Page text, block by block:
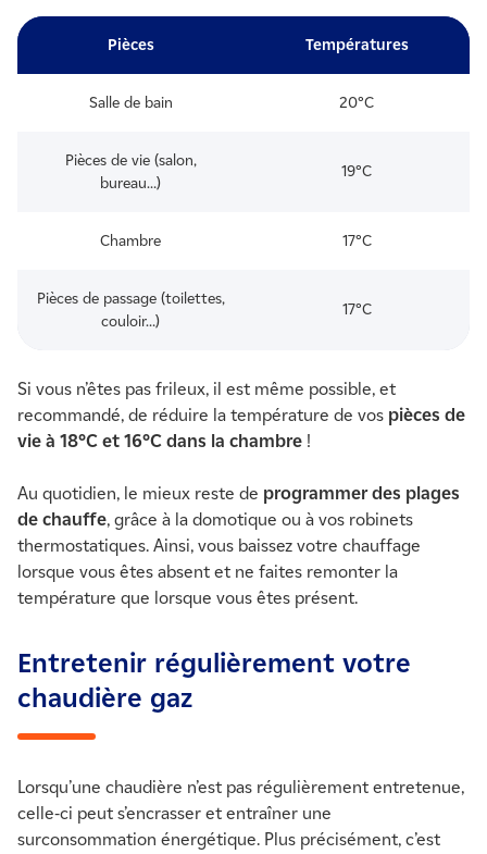
Pièces Températures
Salle de bain 20°C
Pièces de vie (salon,
bureau…)
19°C
Chambre 17°C
Pièces de passage (toilettes,
couloir…)
17°C
Si vous n’êtes pas frileux, il est même possible, et
recommandé, de réduire la température de vos pièces de
vie à 18°C et 16°C dans la chambre !
Au quotidien, le mieux reste de programmer des plages
de chauffe, grâce à la domotique ou à vos robinets
thermostatiques. Ainsi, vous baissez votre chauffage
lorsque vous êtes absent et ne faites remonter la
température que lorsque vous êtes présent.
Entretenir régulièrement votre
chaudière gaz
Lorsqu’une chaudière n’est pas régulièrement entretenue,
celle-ci peut s’encrasser et entraîner une
surconsommation énergétique. Plus précisément, c’est